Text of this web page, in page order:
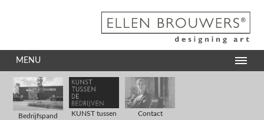
MENU
Bedrijfspand
KUNST tussen
Contact